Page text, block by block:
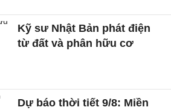
Kỹ sư Nhật Bản phát điện
từ đất và phân hữu cơ
Dự báo thời tiết 9/8: Miền